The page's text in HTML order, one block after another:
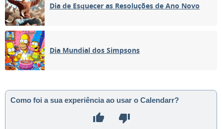
Dia de Esquecer as Resoluções de Ano Novo
Dia Mundial dos Simpsons
Como foi a sua experiência ao usar o Calendarr?